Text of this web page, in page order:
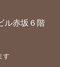
ル赤坂６階
す